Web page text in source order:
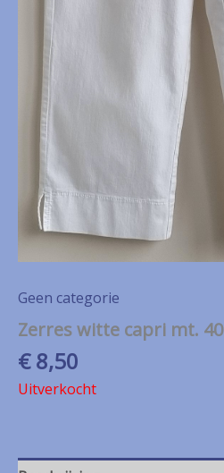
Geen categorie
Zerres witte capri mt. 40
€8,50
Uitverkocht